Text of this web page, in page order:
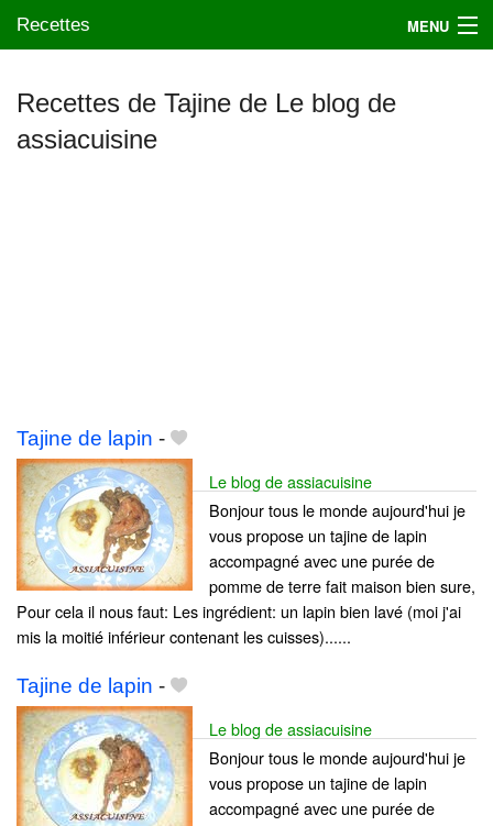
Recettes MENU
Mes blogs préférés
Recettes de Tajine de Le blog de
assiacuisine
Tajine de lapin -
Le blog de assiacuisine
Bonjour tous le monde aujourd'hui je
vous propose un tajine de lapin
accompagné avec une purée de
pomme de terre fait maison bien sure,
Pour cela il nous faut: Les ingrédient: un lapin bien lavé (moi j'ai
mis la moitié inférieur contenant les cuisses)......
Tajine de lapin -
Le blog de assiacuisine
Bonjour tous le monde aujourd'hui je
vous propose un tajine de lapin
accompagné avec une purée de